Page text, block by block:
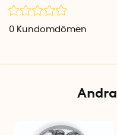
Mått: 7,7 x 4 x 3 cm (per
Färg: Blå
0 Kundomdömen